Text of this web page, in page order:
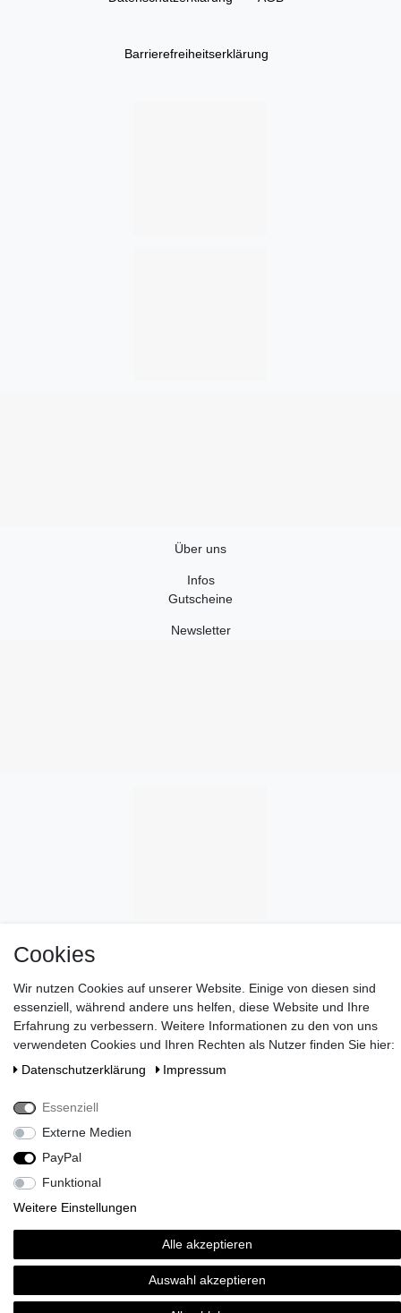
Barrierefreiheitserklärung
Über uns
Infos
Gutscheine
Newsletter
Zahlen Sie bei uns mit Paypal, Visa oder Mastercard. //
Kontaktieren Sie uns unter serviceteam@brigittevonboch.de
Cookies
Wir nutzen Cookies auf unserer Website. Einige von diesen sind
essenziell, während andere uns helfen, diese Website und Ihre
Erfahrung zu verbessern. Weitere Informationen zu den von uns
verwendeten Cookies und Ihren Rechten als Nutzer finden Sie hier:
Daten­schutz­erklärung
Impressum
Essenziell
Externe Medien
PayPal
Funktional
Weitere Einstellungen
Alle akzeptieren
Auswahl akzeptieren